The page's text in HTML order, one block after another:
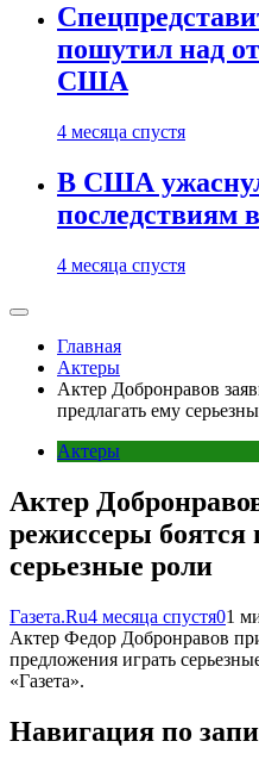
пошутил над
США
4 месяца спустя
В США
последствиям
4 месяца спустя
Главная
Актеры
Актер Добронравов
предлагать ему
Актеры
Актер
режиссеры боятся
серьезные роли
Газета.Ru4 месяца спустя01
Актер Федор Добронравов
предложения играть
«Газета».
Навигация по